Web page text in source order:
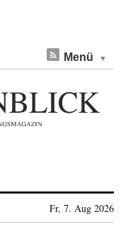
Menü
Fr, 7. Aug 2026